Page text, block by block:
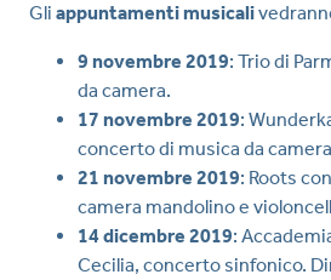
Gli appuntamenti musicali
9 novembre 2019: Trio di
da camera.
17 novembre 2019:
concerto di musica da
21 novembre 2019: Roots
camera mandolino e
14 dicembre 2019:
Cecilia, concerto sinfonico.